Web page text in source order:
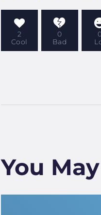
2
Cool
0
Bad
You